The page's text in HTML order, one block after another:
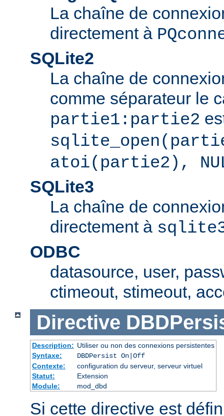
La chaîne de
directement à
SQLite2
La chaîne de
comme séparateur le
partie1:partie2
atoi(partie2),
SQLite3
La chaîne de
directement à
ODBC
datasource, user,
ctimeout, stimeout,
Directive
Description: Utiliser ou non des connexions persistentes
Syntaxe:
DBDPersist On|Off
Contexte:
configuration du serveur, serveur virtuel
Statut:
Extension
Module:
mod_dbd
Si cette directive est